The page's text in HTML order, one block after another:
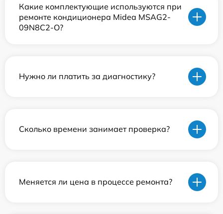
Какие комплектующие используются при
ремонте кондиционера Midea MSAG2-
09N8C2-O?
Нужно ли платить за диагностику?
Сколько времени занимает проверка?
Меняется ли цена в процессе ремонта?